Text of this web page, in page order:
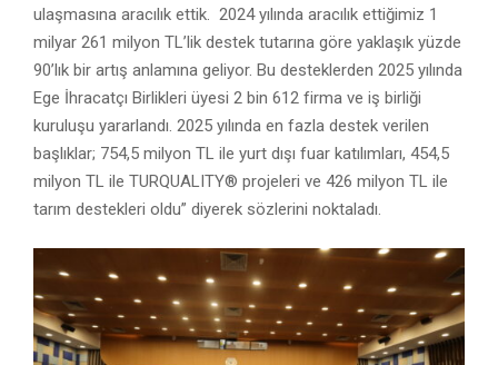
ulaşmasına aracılık ettik. 2024 yılında aracılık ettiğimiz 1
milyar 261 milyon TL’lik destek tutarına göre yaklaşık yüzde
90’lık bir artış anlamına geliyor. Bu desteklerden 2025 yılında
Ege İhracatçı Birlikleri üyesi 2 bin 612 firma ve iş birliği
kuruluşu yararlandı. 2025 yılında en fazla destek verilen
başlıklar; 754,5 milyon TL ile yurt dışı fuar katılımları, 454,5
milyon TL ile TURQUALITY® projeleri ve 426 milyon TL ile
tarım destekleri oldu” diyerek sözlerini noktaladı.